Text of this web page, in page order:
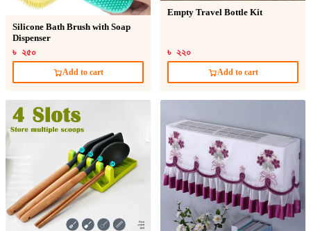
Silicone Bath Brush with Soap
Dispenser
৳ ২৫০
Add to cart
Empty Travel Bottle Kit
৳ ২২০
Add to cart